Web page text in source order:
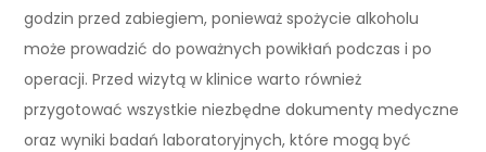
godzin przed zabiegiem, ponieważ spożycie alkoholu
może prowadzić do poważnych powikłań podczas i po
operacji. Przed wizytą w klinice warto również
przygotować wszystkie niezbędne dokumenty medyczne
oraz wyniki badań laboratoryjnych, które mogą być